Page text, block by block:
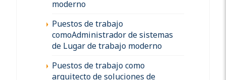
moderno
Puestos de trabajo
comoAdministrador de sistemas
de Lugar de trabajo moderno
Puestos de trabajo como
arquitecto de soluciones de